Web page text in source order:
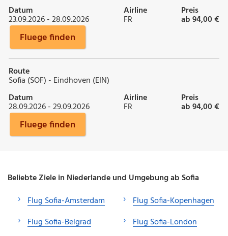
Datum
23.09.2026 - 28.09.2026
Airline
FR
Preis
ab 94,00 €
Fluege finden
Route
Sofia (SOF) - Eindhoven (EIN)
Datum
28.09.2026 - 29.09.2026
Airline
FR
Preis
ab 94,00 €
Fluege finden
Beliebte Ziele in Niederlande und Umgebung ab Sofia
Flug Sofia-Amsterdam
Flug Sofia-Belgrad
Flug Sofia-Kopenhagen
Flug Sofia-London